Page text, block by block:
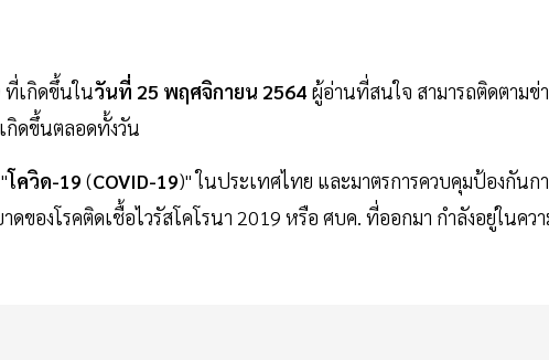
ที่เกิดขึ้นในวันที่ 25 พฤศจิกายน 2564 ผู้อ่านที่สนใจ สามารถติดตามข่
กิดขึ้นตลอดทั้งวัน
โควิด-19 (COVID-19)" ในประเทศไทย และมาตรการควบคุมป้องกันก
ของโรคติดเชื้อไวรัสโคโรนา 2019 หรือ ศบค. ที่ออกมา กำลังอยู่ในคว